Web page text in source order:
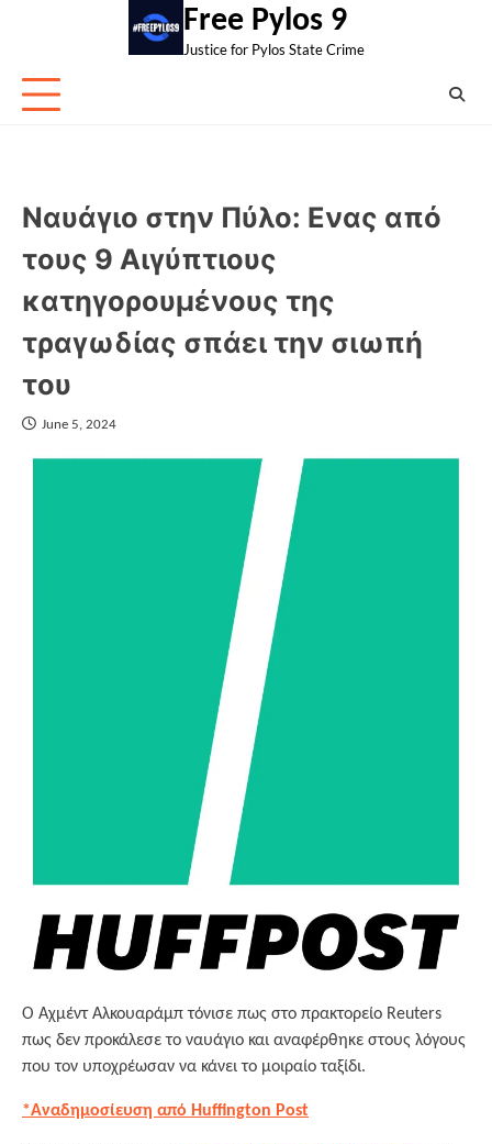
Free Pylos 9
Justice for Pylos State Crime
Ναυάγιο στην Πύλο: Ενας από
τους 9 Αιγύπτιους
κατηγορουμένους της
τραγωδίας σπάει την σιωπή
του
June 5, 2024
O Αχμέντ Αλκουαράμπ τόνισε πως στο πρακτορείο Reuters
πως δεν προκάλεσε το ναυάγιο και αναφέρθηκε στους λόγους
που τον υποχρέωσαν να κάνει το μοιραίο ταξίδι.
*Αναδημοσίευση από Huffington Post